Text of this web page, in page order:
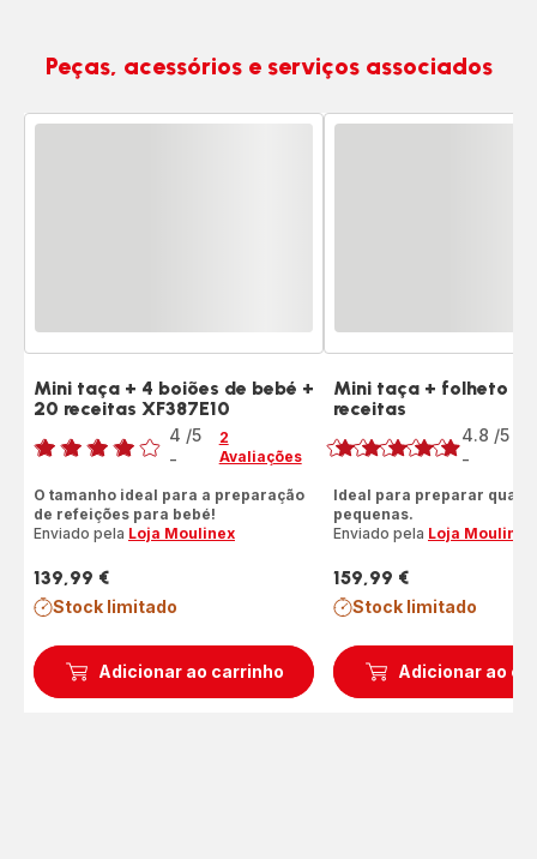
Peças, acessórios e serviços associados
Adicionar ao carrinho
Mini taça + 4 boiões de bebé +
20 receitas XF387E10
Classificação
de
quatro
estrelas
4 /5
-
2
Avaliações
O tamanho ideal para a preparação
de refeições para bebé!
Enviado pela Loja Moulinex
Preço
139,99 €
Stock limitado
Adicionar ao
Mini taça + folheto
receitas
Classificação
4.8 /5
-
Ideal para preparar
pequenas.
Enviado pela Loja Moulinex
Preço
159,99 €
Stock limitado